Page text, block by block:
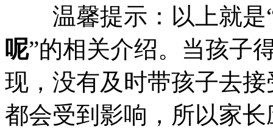
温馨提示：以上就是
呢”的相关介绍。当孩子
现，没有及时带孩子去
都会受到影响，所以家